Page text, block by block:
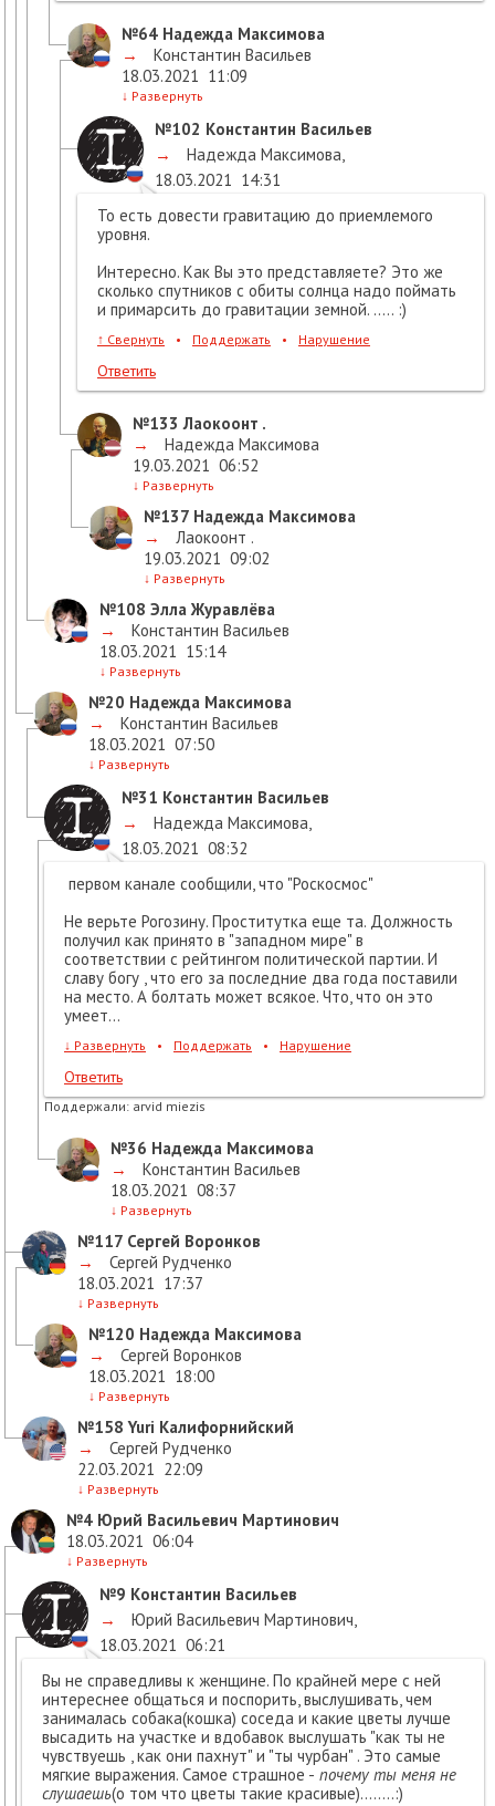
№64 Надежда Максимова
→
Константин Васильев
18.03.2021 11:09
↓ Развернуть
№102 Константин Васильев
→
Надежда Максимова,
18.03.2021 14:31
То есть довести гравитацию до приемлемого
уровня.
Интересно. Как Вы это представляете? Это же
сколько спутников с обиты солнца надо поймать
и примарсить до гравитации земной. ..... :)
↑ Свернуть • Поддержать • Нарушение
Ответить
№133 Лаокоонт .
→
Надежда Максимова
19.03.2021 06:52
↓ Развернуть
№137 Надежда Максимова
→
Лаокоонт .
19.03.2021 09:02
↓ Развернуть
№108 Элла Журавлёва
→
Константин Васильев
18.03.2021 15:14
↓ Развернуть
№20 Надежда Максимова
→
Константин Васильев
18.03.2021 07:50
↓ Развернуть
№31 Константин Васильев
→
Надежда Максимова,
18.03.2021 08:32
первом канале сообщили, что "Роскосмос"
Не верьте Рогозину. Проститутка еще та. Должность
получил как принято в "западном мире" в
соответствии с рейтингом политической партии. И
славу богу , что его за последние два года поставили
на место. А болтать может всякое. Что, что он это
умеет...
↓ Развернуть • Поддержать • Нарушение
Ответить
Поддержали: arvid miezis
№36 Надежда Максимова
→
Константин Васильев
18.03.2021 08:37
↓ Развернуть
№117 Сергей Воронков
→
Сергей Рудченко
18.03.2021 17:37
↓ Развернуть
№120 Надежда Максимова
→
Сергей Воронков
18.03.2021 18:00
↓ Развернуть
№158 Yuri Калифорнийский
→
Сергей Рудченко
22.03.2021 22:09
↓ Развернуть
№4 Юрий Васильевич Мартинович
18.03.2021 06:04
↓ Развернуть
№9 Константин Васильев
→
Юрий Васильевич Мартинович,
18.03.2021 06:21
Вы не справедливы к женщине. По крайней мере с ней
интереснее общаться и поспорить, выслушивать, чем
занималась собака(кошка) соседа и какие цветы лучше
высадить на участке и вдобавок выслушать "как ты не
чувствуешь , как они пахнут" и "ты чурбан" . Это самые
мягкие выражения. Самое страшное - почему ты меня не
слушаешь(о том что цветы такие красивые)........:)